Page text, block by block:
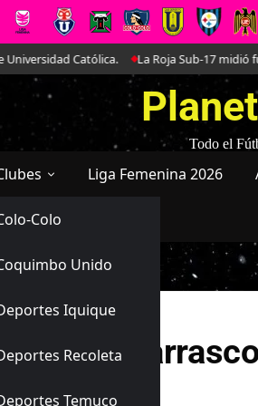
Católica. La Roja Sub-17 midió
Todo el
Colo
Unido
Iquique
Recoleta
Temuco
Liga Femenina 2026
Italiano